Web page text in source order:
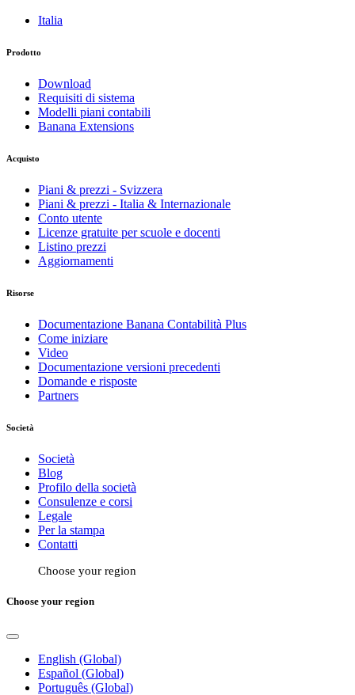
Italia
Prodotto
Download
Requisiti di sistema
Modelli piani contabili
Banana Extensions
Acquisto
Piani & prezzi - Svizzera
Piani & prezzi - Italia & Internazionale
Conto utente
Licenze gratuite per scuole e docenti
Listino prezzi
Aggiornamenti
Risorse
Documentazione Banana Contabilità Plus
Come iniziare
Video
Documentazione versioni precedenti
Domande e risposte
Partners
Società
Società
Blog
Profilo della società
Consulenze e corsi
Legale
Per la stampa
Contatti
Choose your region
Choose your region
English (Global)
Español (Global)
Português (Global)